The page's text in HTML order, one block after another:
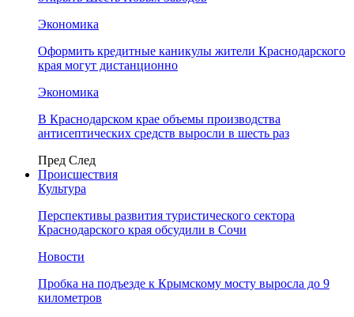
Экономика
Оформить кредитные каникулы жители Краснодарского
края могут дистанционно
Экономика
В Краснодарском крае объемы производства
антисептических средств выросли в шесть раз
Пред След
Происшествия
Культура
Перспективы развития туристического сектора
Краснодарского края обсудили в Сочи
Новости
Пробка на подъезде к Крымскому мосту выросла до 9
километров